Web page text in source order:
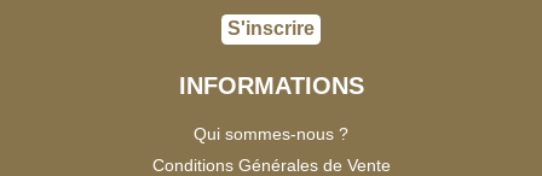
S'inscrire
INFORMATIONS
Qui sommes-nous ?
Conditions Générales de Vente